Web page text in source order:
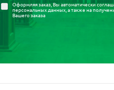
Оформляя заказ, Вы автоматически
персональных данных, а также на
Вашего заказа